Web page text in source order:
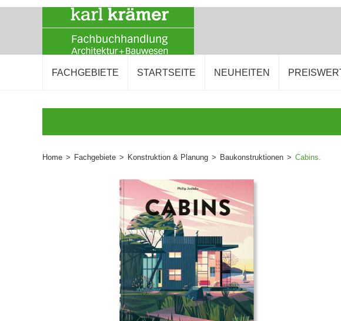
FACHGEBIETE STARTSEITE NEUHEITEN
Home > Fachgebiete > Konstruktion & Planung > Baukonstruktionen > Cabins.